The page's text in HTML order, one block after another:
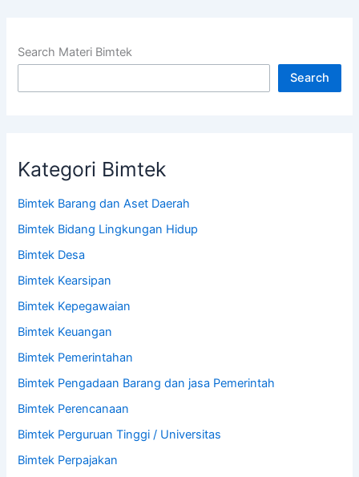
Search Materi Bimtek
Search
Kategori Bimtek
Bimtek Barang dan Aset Daerah
Bimtek Bidang Lingkungan Hidup
Bimtek Desa
Bimtek Kearsipan
Bimtek Kepegawaian
Bimtek Keuangan
Bimtek Pemerintahan
Bimtek Pengadaan Barang dan jasa Pemerintah
Bimtek Perencanaan
Bimtek Perguruan Tinggi / Universitas
Bimtek Perpajakan